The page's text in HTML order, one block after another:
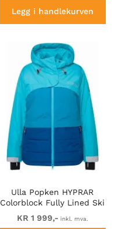
Legg i handlekurven
Ulla Popken HYPRAR
Colorblock Fully Lined Ski
Jacket Bright Turquoise
KR 1 999,- inkl. mva.